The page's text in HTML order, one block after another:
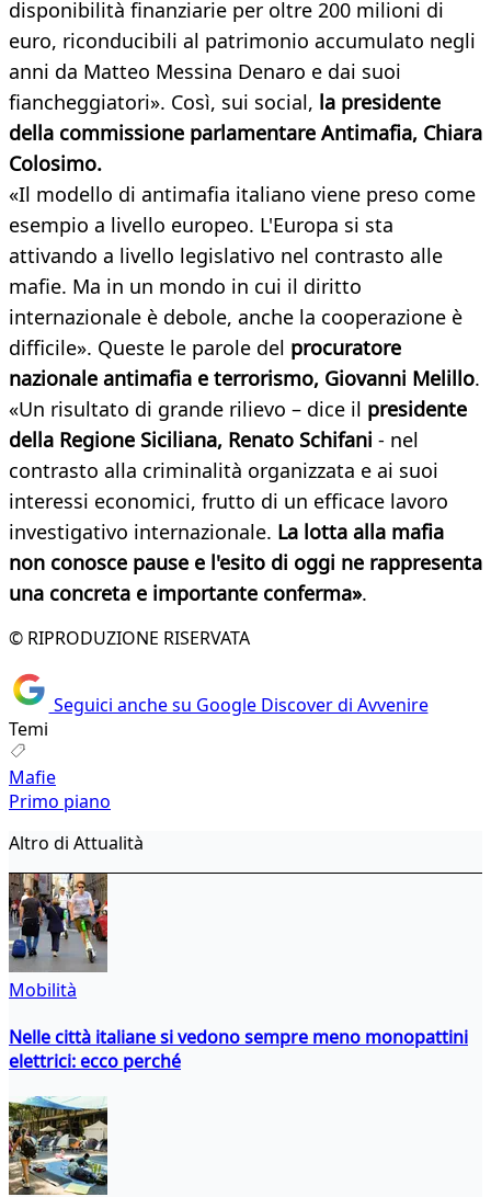
disponibilità finanziarie per oltre 200 milioni di
euro, riconducibili al patrimonio accumulato negli
anni da Matteo Messina Denaro e dai suoi
fiancheggiatori». Così, sui social, la presidente
della commissione parlamentare Antimafia, Chiara
Colosimo.
«Il modello di antimafia italiano viene preso come
esempio a livello europeo. L'Europa si sta
attivando a livello legislativo nel contrasto alle
mafie. Ma in un mondo in cui il diritto
internazionale è debole, anche la cooperazione è
difficile». Queste le parole del procuratore
nazionale antimafia e terrorismo, Giovanni Melillo.
«Un risultato di grande rilievo – dice il presidente
della Regione Siciliana, Renato Schifani - nel
contrasto alla criminalità organizzata e ai suoi
interessi economici, frutto di un efficace lavoro
investigativo internazionale. La lotta alla mafia
non conosce pause e l'esito di oggi ne rappresenta
una concreta e importante conferma».
© RIPRODUZIONE RISERVATA
Seguici anche su Google Discover di Avvenire
Temi
Mafie
Primo piano
Altro di Attualità
Mobilità
Nelle città italiane si vedono sempre meno monopattini
elettrici: ecco perché